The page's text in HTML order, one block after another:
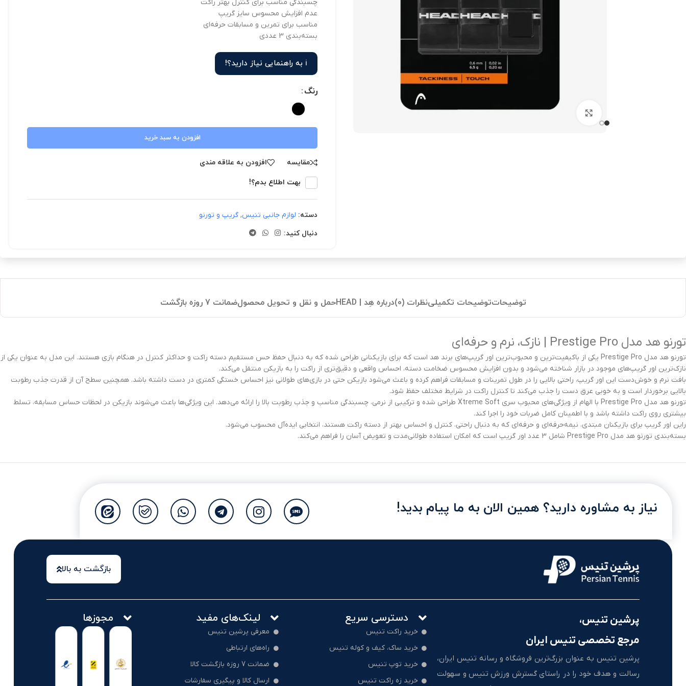
بزرگنمایی تصویر
چسبندگی مناسب برای کنترل بهتر راکت
عدم افزایش محسوس سایز گریپ
مناسب برای تمرین و مسابقات حرفه‌ای
بسته‌بندی 3 عددی
ℹ️ به راهنمایی نیاز دارید؟!
رنگ
افزودن به سبد خرید
مقایسه افزودن به علاقه مندی
بهت اطلاع بدم؟!
دسته: لوازم جانبی تنیس, گریپ و تورنو
دنبال کنید:
توضیحاتتوضیحات تکمیلینظرات (0) درباره هِد | HEAD حمل و نقل و تحویل محصولضمانت 7 روزه بازگشت
تورنو هد مدل Prestige Pro | نازک، نرم و حرفه‌ای
تورنو هد مدل Prestige Pro یکی از باکیفیت‌ترین و محبوب‌ترین اور گریپ‌های برند هد است که برای بازیکنانی طراحی شده که به دنبال حفظ حس مستقیم دسته راکت و حداکثر کنترل در هنگام بازی هستند. این مدل به عنوان یکی از
نازک‌ترین اور گریپ‌های موجود در بازار شناخته می‌شود و بدون افزایش محسوس ضخامت دسته، احساس واقعی و دقیق‌تری از راکت را به بازیکن منتقل می‌کند.
بافت نرم و خوش‌دست این اور گریپ، راحتی بالایی را در طول تمرینات و مسابقات فراهم کرده و باعث می‌شود بازیکن حتی در بازی‌های طولانی نیز احساس خستگی کمتری در دست داشته باشد. همچنین سطح آن از قدرت جذب رطوبت
بالایی برخوردار است و به خوبی عرق دست را جذب می‌کند تا کنترل راکت در شرایط مختلف حفظ شود.
تورنو هد مدل Prestige Pro با الهام از ویژگی‌های محبوب سری Xtreme Soft طراحی شده و ترکیبی از نرمی، چسبندگی مناسب و جذب رطوبت بالا را ارائه می‌دهد. این ویژگی‌ها باعث می‌شوند بازیکن در لحظات حساس مسابقه، تسلط
بیشتری روی راکت داشته باشد و با اطمینان کامل ضربات خود را اجرا کند.
راین اور گریپ برای بازیکنان مبتدی، نیمه‌حرفه‌ای و حرفه‌ای که به دنبال راحتی، کنترل و احساس بهتر از دسته راکت هستند، انتخابی ایده‌آل محسوب می‌شود.
بسته‌بندی تورنو هد مدل Prestige Pro شامل 3 عدد اور گریپ است که امکان استفاده طولانی‌مدت و تعویض آسان را فراهم می‌کند.
نیاز به مشاوره دارید؟ همین الان به ما پیام بدید!
بازگشت به بالا
پرشین تنیس،
مرجع تخصصی تنیس ایران
پرشین تنیس به عنوان بزرگ‌ترین فروشگاه و رسانه تنیس ایران،
رسالت و هدف خود را در راستای گسترش ورزش تنیس و سهولت
دسترسی سریع
خرید راکت تنیس
خرید ساک، کیف و کوله تنیس
خرید توپ تنیس
خرید زه راکت تنیس
لینک‌های مفید
معرفی پرشین تنیس
راه‌های ارتباطی
ضمانت 7 روزه بازگشت کالا
ارسال کالا و پیگیری سفارشات
مجوزها